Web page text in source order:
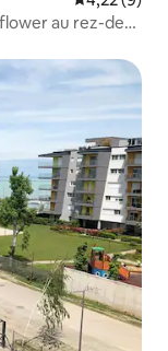
au rez-de-